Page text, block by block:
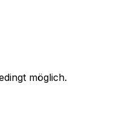
möglich.